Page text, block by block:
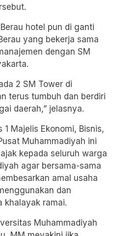
hotel pun di ganti
yang bekerja sama
dengan SM
2 SM Tower di
terus tumbuh dan berdiri
daerah,” jelasnya.
Majelis Ekonomi, Bisnis,
Muhammadiyah ini
kepada seluruh warga
agar bersama-sama
amal usaha
dan
khalayak ramai.
Muhammadiyah